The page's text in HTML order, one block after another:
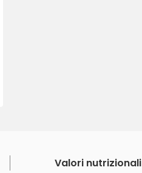
Valori nutrizionali